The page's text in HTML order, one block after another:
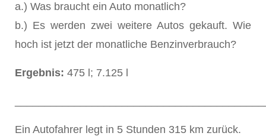
a.) Was braucht ein Auto monatlich?
b.) Es werden zwei weitere Autos gekauft. Wie
hoch ist jetzt der monatliche Benzinverbrauch?
Ergebnis: 475 l; 7.125 l
Ein Autofahrer legt in 5 Stunden 315 km zurück.